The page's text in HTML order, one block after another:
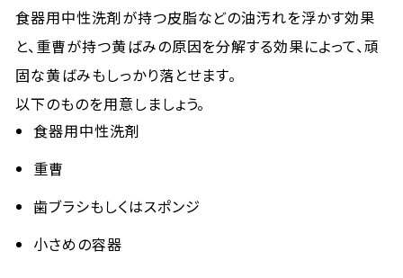
食器用中性洗剤が持つ皮脂などの油汚れを浮かす効果
と、重曹が持つ黄ばみの原因を分解する効果によって、頑
固な黄ばみもしっかり落とせます。
以下のものを用意しましょう。
食器用中性洗剤
重曹
歯ブラシもしくはスポンジ
小さめの容器